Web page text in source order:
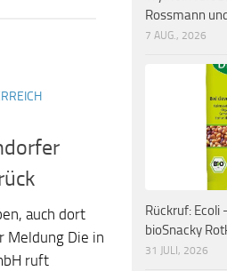
auch dort
Meldung Die in
ruft
Rossmann
7 AUG., 2026
Rückruf: Ecoli
bioSnacky
31 JULI, 2026